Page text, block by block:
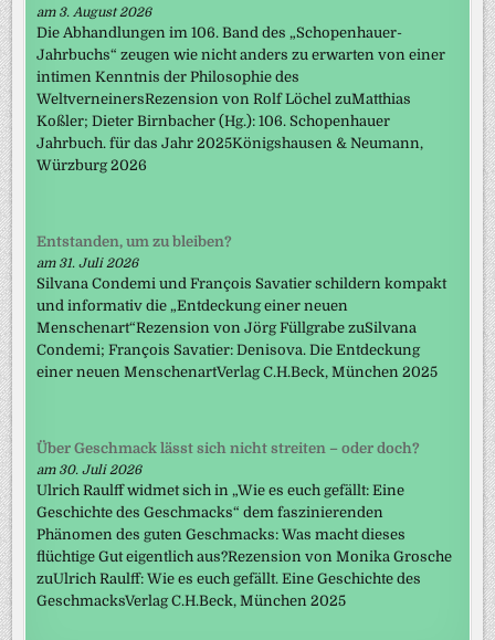
am 3. August 2026
Die Abhandlungen im 106. Band des „Schopenhauer-
Jahrbuchs“ zeugen wie nicht anders zu erwarten von einer
intimen Kenntnis der Philosophie des
WeltverneinersRezension von Rolf Löchel zuMatthias
Koßler; Dieter Birnbacher (Hg.): 106. Schopenhauer
Jahrbuch. für das Jahr 2025Königshausen & Neumann,
Würzburg 2026
Entstanden, um zu bleiben?
am 31. Juli 2026
Silvana Condemi und François Savatier schildern kompakt
und informativ die „Entdeckung einer neuen
Menschenart“Rezension von Jörg Füllgrabe zuSilvana
Condemi; François Savatier: Denisova. Die Entdeckung
einer neuen MenschenartVerlag C.H.Beck, München 2025
Über Geschmack lässt sich nicht streiten – oder doch?
am 30. Juli 2026
Ulrich Raulff widmet sich in „Wie es euch gefällt: Eine
Geschichte des Geschmacks“ dem faszinierenden
Phänomen des guten Geschmacks: Was macht dieses
flüchtige Gut eigentlich aus?Rezension von Monika Grosche
zuUlrich Raulff: Wie es euch gefällt. Eine Geschichte des
GeschmacksVerlag C.H.Beck, München 2025